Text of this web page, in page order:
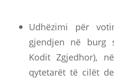
Udhëzimi për
gjendjen në burg
Kodit Zgjedhor),
qytetarët të cilët